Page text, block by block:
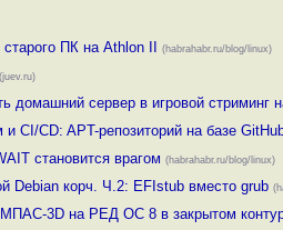
ПК на Athlon II (habrahabr.ru/blog/linux)
(juev.ru)
домашний сервер в игровой стриминг
CI/CD: APT-репозиторий на базе
становится врагом (habrahabr.ru/blog/linux)
Debian корч. Ч.2: EFIstub вместо grub
3D на РЕД ОС 8 в закрытом